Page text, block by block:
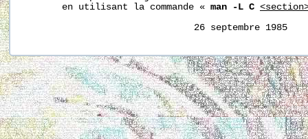
       en utilisant la commande «
man -L C